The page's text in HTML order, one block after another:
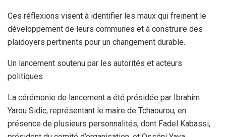
Ces réflexions visent à identifier les maux qui freinent le
développement de leurs communes et à construire des
plaidoyers pertinents pour un changement durable.
Un lancement soutenu par les autorités et acteurs
politiques
La cérémonie de lancement a été présidée par Ibrahim
Yarou Sidic, représentant le maire de Tchaourou, en
présence de plusieurs personnalités, dont Fadel Kabassi,